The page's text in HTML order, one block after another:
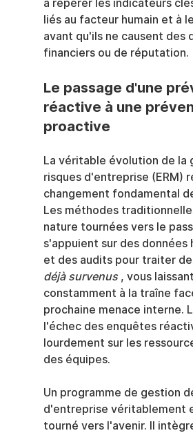
à repérer les indicateurs
liés au facteur humain et à
avant qu'ils ne causent des
financiers ou de réputation.
Le passage d'une
réactive à une
proactive
La véritable évolution de la
risques d'entreprise (ERM)
changement fondamental
Les méthodes
nature tournées vers le
s'appuient sur des données
et des audits pour traiter
déjà survenus , vous
constamment à la traîne
prochaine menace interne.
l'échec des enquêtes
lourdement sur les
des équipes.
Un programme de gestion
d'entreprise véritablement
tourné vers l'avenir. Il